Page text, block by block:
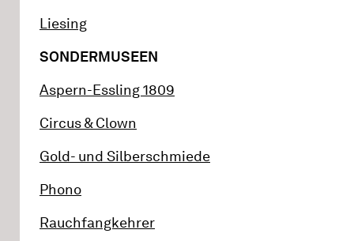
Liesing
SONDERMUSEEN
Aspern-Essling 1809
Circus & Clown
Gold- und Silberschmiede
Phono
Rauchfangkehrer